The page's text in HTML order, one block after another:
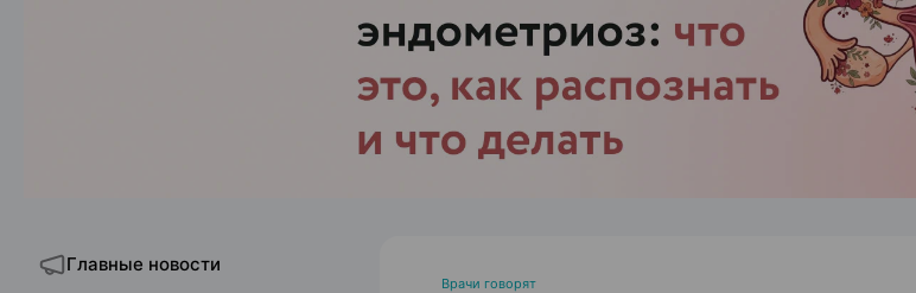
ЭФФЕКТИВНАЯ РЕКЛАМА НА САЙТЕ
Главные новости
Врачи говорят